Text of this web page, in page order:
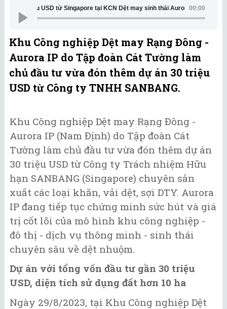
00:00
tại KCN Dệt may sinh thái Aurora IP - Điểm sáng đầu tư tại Nam Định
Khu Công nghiệp Dệt may Rạng Đông -
Aurora IP do Tập đoàn Cát Tường làm
chủ đầu tư vừa đón thêm dự án 30 triệu
USD từ Công ty TNHH SANBANG.
Khu Công nghiệp Dệt may Rạng Đông -
Aurora IP (Nam Định) do Tập đoàn Cát
Tường làm chủ đầu tư vừa đón thêm dự án
30 triệu USD từ Công ty Trách nhiệm Hữu
hạn SANBANG (Singapore) chuyên sản
xuất các loại khăn, vải dệt, sợi DTY. Aurora
IP đang tiếp tục chứng minh sức hút và giá
trị cốt lõi của mô hình khu công nghiệp -
đô thị - dịch vụ thông minh - sinh thái
chuyên sâu về dệt nhuộm.
Dự án với tổng vốn đầu tư gần 30 triệu
USD, diện tích sử dụng đất hơn 10 ha
Ngày 29/8/2023, tại Khu Công nghiệp Dệt